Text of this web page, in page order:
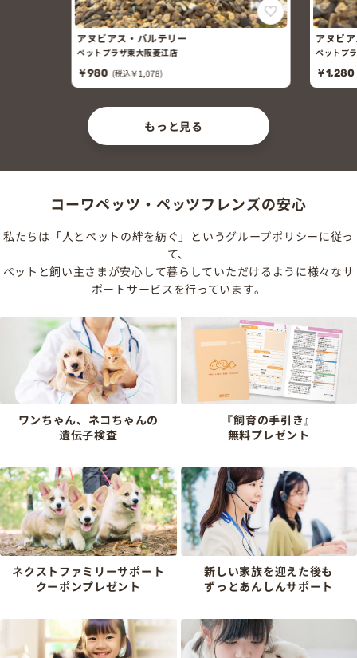
アヌビアス・バルテリー
ペットプラザ東大阪菱江店
￥980 (税込￥1,078)
アヌビ
ペットプ
￥1,280
もっと見る
コーワペッツ・ペッツフレンズの安心
私たちは「人とペットの絆を紡ぐ」というグループポリシーに従っ
て、
ペットと飼い主さまが安心して暮らしていただけるように様々なサ
ポートサービスを行っています。
ワンちゃん、ネコちゃんの
遺伝子検査
『飼育の手引き』
無料プレゼント
ネクストファミリーサポート
クーポンプレゼント
新しい家族を迎えた後も
ずっとあんしんサポート